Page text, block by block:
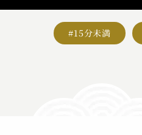
#15分未満